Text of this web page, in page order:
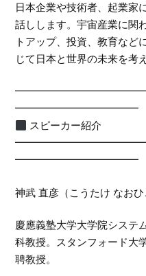
日本企業や技術者、起業家
話しします。宇宙産業に関
トアップ、投資、教育など
じて日本と世界の未来を考
━━━━━━━━━━━━
スピーカー紹介
━━━━━━━━━━━━
神武 直彦（こうたけ なおひ
慶應義塾大学大学院システ
科教授。スタンフォード大
聘教授。